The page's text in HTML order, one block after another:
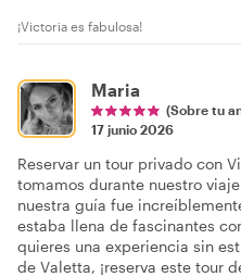
¡Victoria es fabulosa!
Maria
(Sobre tu
17 junio 2026
Reservar un tour privado con
tomamos durante nuestro
nuestra guía fue
estaba llena de fascinantes
quieres una experiencia sin
de Valetta, ¡reserva este tour